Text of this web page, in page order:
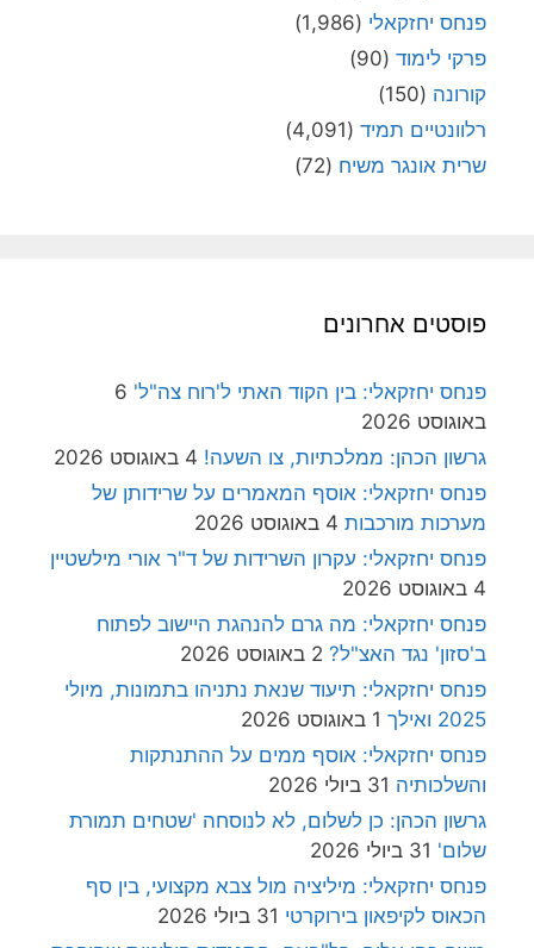
פנחס יחזקאלי (1,986)
פרקי לימוד (90)
קורונה (150)
רלוונטיים תמיד (4,091)
שרית אונגר משיח (72)
פוסטים אחרונים
פנחס יחזקאלי: בין הקוד האתי ל'רוח צה"ל' 6
באוגוסט 2026
גרשון הכהן: ממלכתיות, צו השעה! 4 באוגוסט 2026
פנחס יחזקאלי: אוסף המאמרים על שרידותן של
מערכות מורכבות 4 באוגוסט 2026
פנחס יחזקאלי: עקרון השרידות של ד"ר אורי מילשטיין
4 באוגוסט 2026
פנחס יחזקאלי: מה גרם להנהגת היישוב לפתוח
ב'סזון' נגד האצ"ל? 2 באוגוסט 2026
פנחס יחזקאלי: תיעוד שנאת נתניהו בתמונות, מיולי
2025 ואילך
1 באוגוסט 2026
פנחס יחזקאלי: אוסף ממים על ההתנתקות
והשלכותיה 31 ביולי 2026
גרשון הכהן: כן לשלום, לא לנוסחה 'שטחים תמורת
שלום' 31 ביולי 2026
פנחס יחזקאלי: מיליציה מול צבא מקצועי, בין סף
הכאוס לקיפאון בירוקרטי 31 ביולי 2026